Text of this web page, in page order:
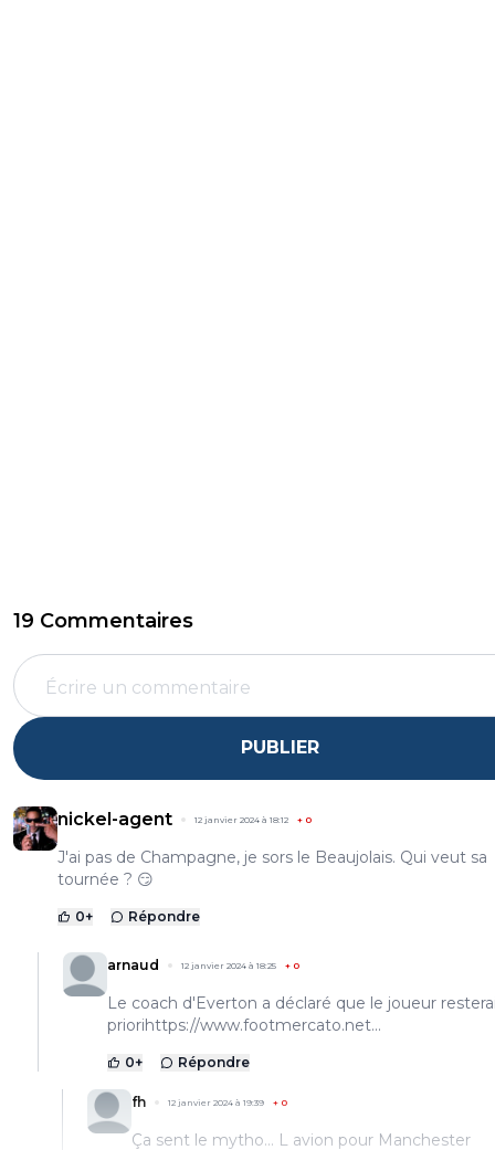
19 Commentaires
PUBLIER
nickel-agent 12 janvier 2024 à 18:12 + 0
J'ai pas de Champagne, je sors le Beaujolais. Qui veut sa
tournée ? 😏
0+ Répondre
arnaud 12 janvier 2024 à 18:25 + 0
Le coach d'Everton a déclaré que le joueur
priorihttps://www.footmercato.net...
0+ Répondre
fh 12 janvier 2024 à 19:39 + 0
Ça sent le mytho... L avion pour Manchester